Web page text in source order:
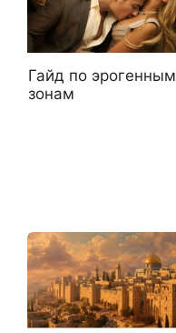
Гайд по эрогенным
зонам